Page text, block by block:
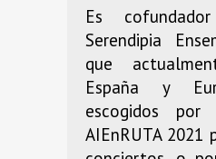
Es
Serendipia
que
España y
escogidos por
AIEnRUTA 2021